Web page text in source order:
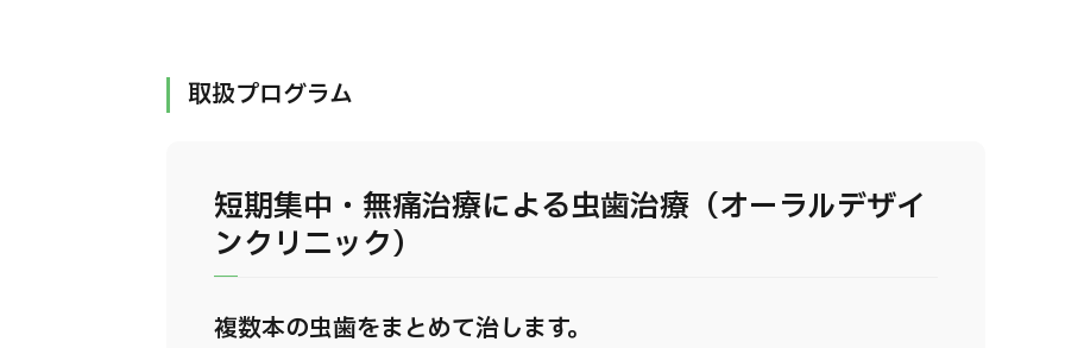
取扱プログラム
短期集中・無痛治療による虫歯治療（オーラルデザイ
ンクリニック）
複数本の虫歯をまとめて治します。